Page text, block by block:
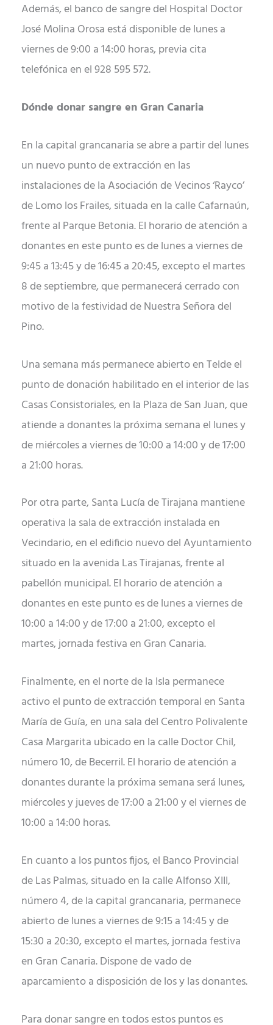
Además, el banco de sangre del Hospital Doctor
José Molina Orosa está disponible de lunes a
viernes de 9:00 a 14:00 horas, previa cita
telefónica en el 928 595 572.
Dónde donar sangre en Gran Canaria
En la capital grancanaria se abre a partir del lunes
un nuevo punto de extracción en las
instalaciones de la Asociación de Vecinos ‘Rayco’
de Lomo los Frailes, situada en la calle Cafarnaún,
frente al Parque Betonia. El horario de atención a
donantes en este punto es de lunes a viernes de
9:45 a 13:45 y de 16:45 a 20:45, excepto el martes
8 de septiembre, que permanecerá cerrado con
motivo de la festividad de Nuestra Señora del
Pino.
Una semana más permanece abierto en Telde el
punto de donación habilitado en el interior de las
Casas Consistoriales, en la Plaza de San Juan, que
atiende a donantes la próxima semana el lunes y
de miércoles a viernes de 10:00 a 14:00 y de 17:00
a 21:00 horas.
Por otra parte, Santa Lucía de Tirajana mantiene
operativa la sala de extracción instalada en
Vecindario, en el edificio nuevo del Ayuntamiento
situado en la avenida Las Tirajanas, frente al
pabellón municipal. El horario de atención a
donantes en este punto es de lunes a viernes de
10:00 a 14:00 y de 17:00 a 21:00, excepto el
martes, jornada festiva en Gran Canaria.
Finalmente, en el norte de la Isla permanece
activo el punto de extracción temporal en Santa
María de Guía, en una sala del Centro Polivalente
Casa Margarita ubicado en la calle Doctor Chil,
número 10, de Becerril. El horario de atención a
donantes durante la próxima semana será lunes,
miércoles y jueves de 17:00 a 21:00 y el viernes de
10:00 a 14:00 horas.
En cuanto a los puntos fijos, el Banco Provincial
de Las Palmas, situado en la calle Alfonso XIII,
número 4, de la capital grancanaria, permanece
abierto de lunes a viernes de 9:15 a 14:45 y de
15:30 a 20:30, excepto el martes, jornada festiva
en Gran Canaria. Dispone de vado de
aparcamiento a disposición de los y las donantes.
Para donar sangre en todos estos puntos es